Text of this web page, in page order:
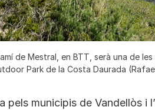
de Mestral, en BTT, serà una de
Park de la Costa Daurada
pels municipis de Vandellòs i